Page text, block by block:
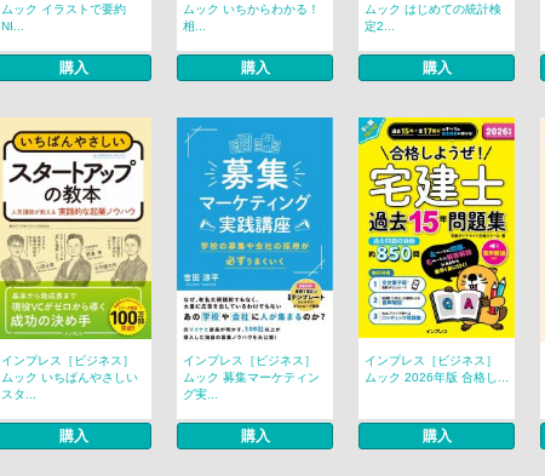
ムック イラストで要約
NI...
購入
ムック いちからわかる！
相...
購入
ムック はじめての統計検
定2...
購入
インプレス［ビジネス］
ムック いちばんやさしい
スタ...
購入
インプレス［ビジネス］
ムック 募集マーケティン
グ実...
購入
インプレス［ビジネス］
ムック 2026年版 合格し...
購入